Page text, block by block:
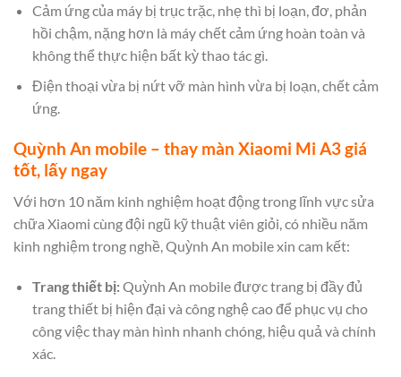
Cảm ứng của máy bị trục trặc, nhẹ thì bị loạn, đơ, phản
hồi chậm, nặng hơn là máy chết cảm ứng hoàn toàn và
không thể thực hiện bất kỳ thao tác gì.
Điện thoại vừa bị nứt vỡ màn hình vừa bị loạn, chết cảm
ứng.
Quỳnh An mobile – thay màn Xiaomi Mi A3 giá
tốt, lấy ngay
Với hơn 10 năm kinh nghiệm hoạt động trong lĩnh vực sửa
chữa Xiaomi cùng đội ngũ kỹ thuật viên giỏi, có nhiều năm
kinh nghiệm trong nghề, Quỳnh An mobile xin cam kết:
Trang thiết bị:Quỳnh An mobile được trang bị đầy đủ
trang thiết bị hiện đại và công nghệ cao để phục vụ cho
công việc thay màn hình nhanh chóng, hiệu quả và chính
xác.